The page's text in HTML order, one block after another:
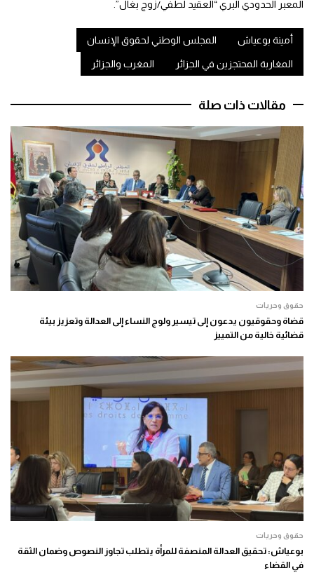
المعبر الحدودي البري “العقيد لطفي/زوج بغال”.
أمينة بوعياش المجلس الوطني لحقوق الإنسان
المغاربة المحتجزين في الجزائر المغرب والجزائر
مقالات ذات صلة
حقوق وحريات
قضاة وحقوقيون يدعون إلى تيسير ولوج النساء إلى العدالة وتعزيز بيئة
قضائية خالية من التمييز
حقوق وحريات
بوعياش: تحقيق العدالة المنصفة للمرأة يتطلب تجاوز النصوص وضمان الثقة
في القضاء